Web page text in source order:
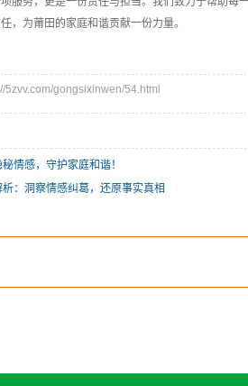
，为莆田的家庭和谐贡献一份力量。
5zvv.com/gongsixinwen/54.html
情感，守护家庭和谐！
：洞察情感纠葛，还原事实真相